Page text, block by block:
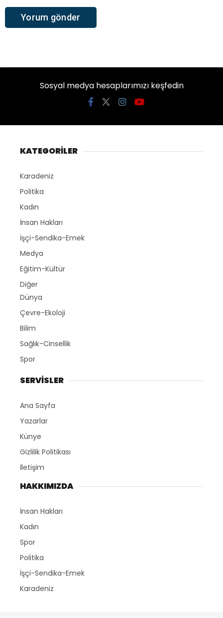
Sosyal medya hesaplarımızı keşfedin
KATEGORİLER
Karadeniz
Politika
Kadın
İnsan Hakları
İşçi-Sendika-Emek
Medya
Eğitim-Kültür
Diğer
Dünya
Çevre-Ekoloji
Bilim
Sağlık-Cinsellik
Spor
SERVİSLER
Ana Sayfa
Yazarlar
Künye
Gizlilik Politikası
İletişim
HAKKIMIZDA
İnsan Hakları
Kadın
Spor
Politika
İşçi-Sendika-Emek
Karadeniz